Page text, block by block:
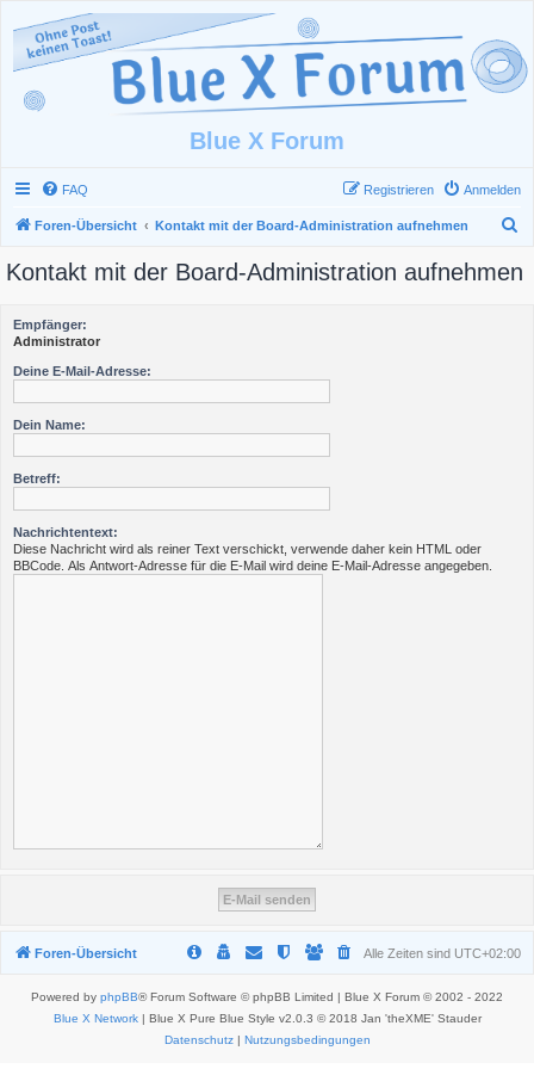
Blue X Forum
FAQ Anmelden
Registrieren
Foren-Übersicht Kontakt mit der Board-Administration aufnehmen
c
Kontakt mit der Board-Administration aufnehmen
Empfänger:
Administrator
Deine E-Mail-Adresse:
Dein Name:
Betreff:
Nachrichtentext:
Diese Nachricht wird als reiner Text verschickt, verwende daher kein HTML oder
BBCode. Als Antwort-Adresse für die E-Mail wird deine E-Mail-Adresse angegeben.
Foren-Übersicht Alle Zeiten sind UTC+02:00
Powered by phpBB® Forum Software © phpBB Limited | Blue X Forum © 2002 - 2022
Blue X Network| Blue X Pure Blue Style v2.0.3 © 2018 Jan 'theXME' Stauder
Datenschutz| Nutzungsbedingungen